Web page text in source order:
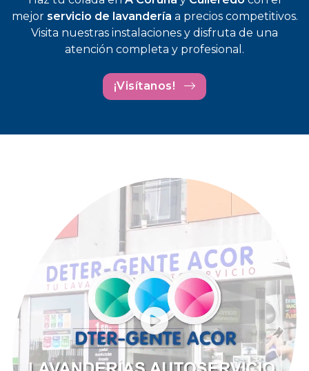
mejor servicio de lavandería a precios competitivos.
Visita nuestras instalaciones y disfruta de una
atención completa y profesional.
¡Visítanos!